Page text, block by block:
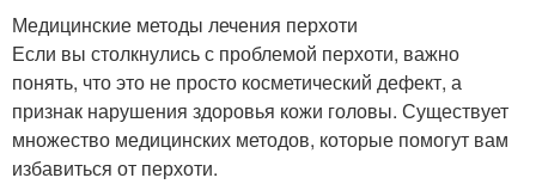
Медицинские методы лечения перхоти
Если вы столкнулись с проблемой перхоти, важно
понять, что это не просто косметический дефект, а
признак нарушения здоровья кожи головы. Существует
множество медицинских методов, которые помогут вам
избавиться от перхоти.